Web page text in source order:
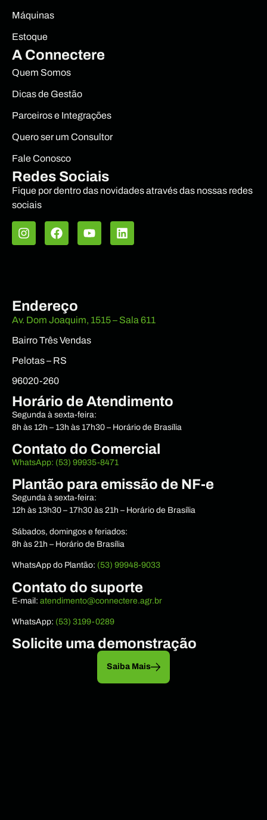
Máquinas
Estoque
A Connectere
Quem Somos
Dicas de Gestão
Parceiros e Integrações
Quero ser um Consultor
Fale Conosco
Redes Sociais
Fique por dentro das novidades através das nossas redes
sociais
Endereço
Av. Dom Joaquim, 1515 – Sala 611
Bairro Três Vendas
Pelotas – RS
96020-260
Horário de Atendimento
Segunda à sexta-feira:
8h às 12h – 13h às 17h30 – Horário de Brasília
Contato do Comercial
WhatsApp: (53) 99935-8471
Plantão para emissão de NF-e
Segunda à sexta-feira:
12h às 13h30 – 17h30 às 21h – Horário de Brasília
Sábados, domingos e feriados:
8h às 21h – Horário de Brasília
WhatsApp do Plantão: (53) 99948-9033
Contato do suporte
E-mail: atendimento@connectere.agr.br
WhatsApp: (53) 3199-0289
Solicite uma demonstração
Saiba Mais